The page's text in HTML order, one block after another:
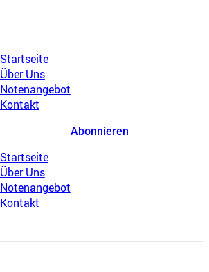
Startseite
Über Uns
Notenangebot
Kontakt
Startseite
Über Uns
Notenangebot
Kontakt
Abonnieren